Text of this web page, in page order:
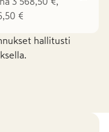
€
hallitusti